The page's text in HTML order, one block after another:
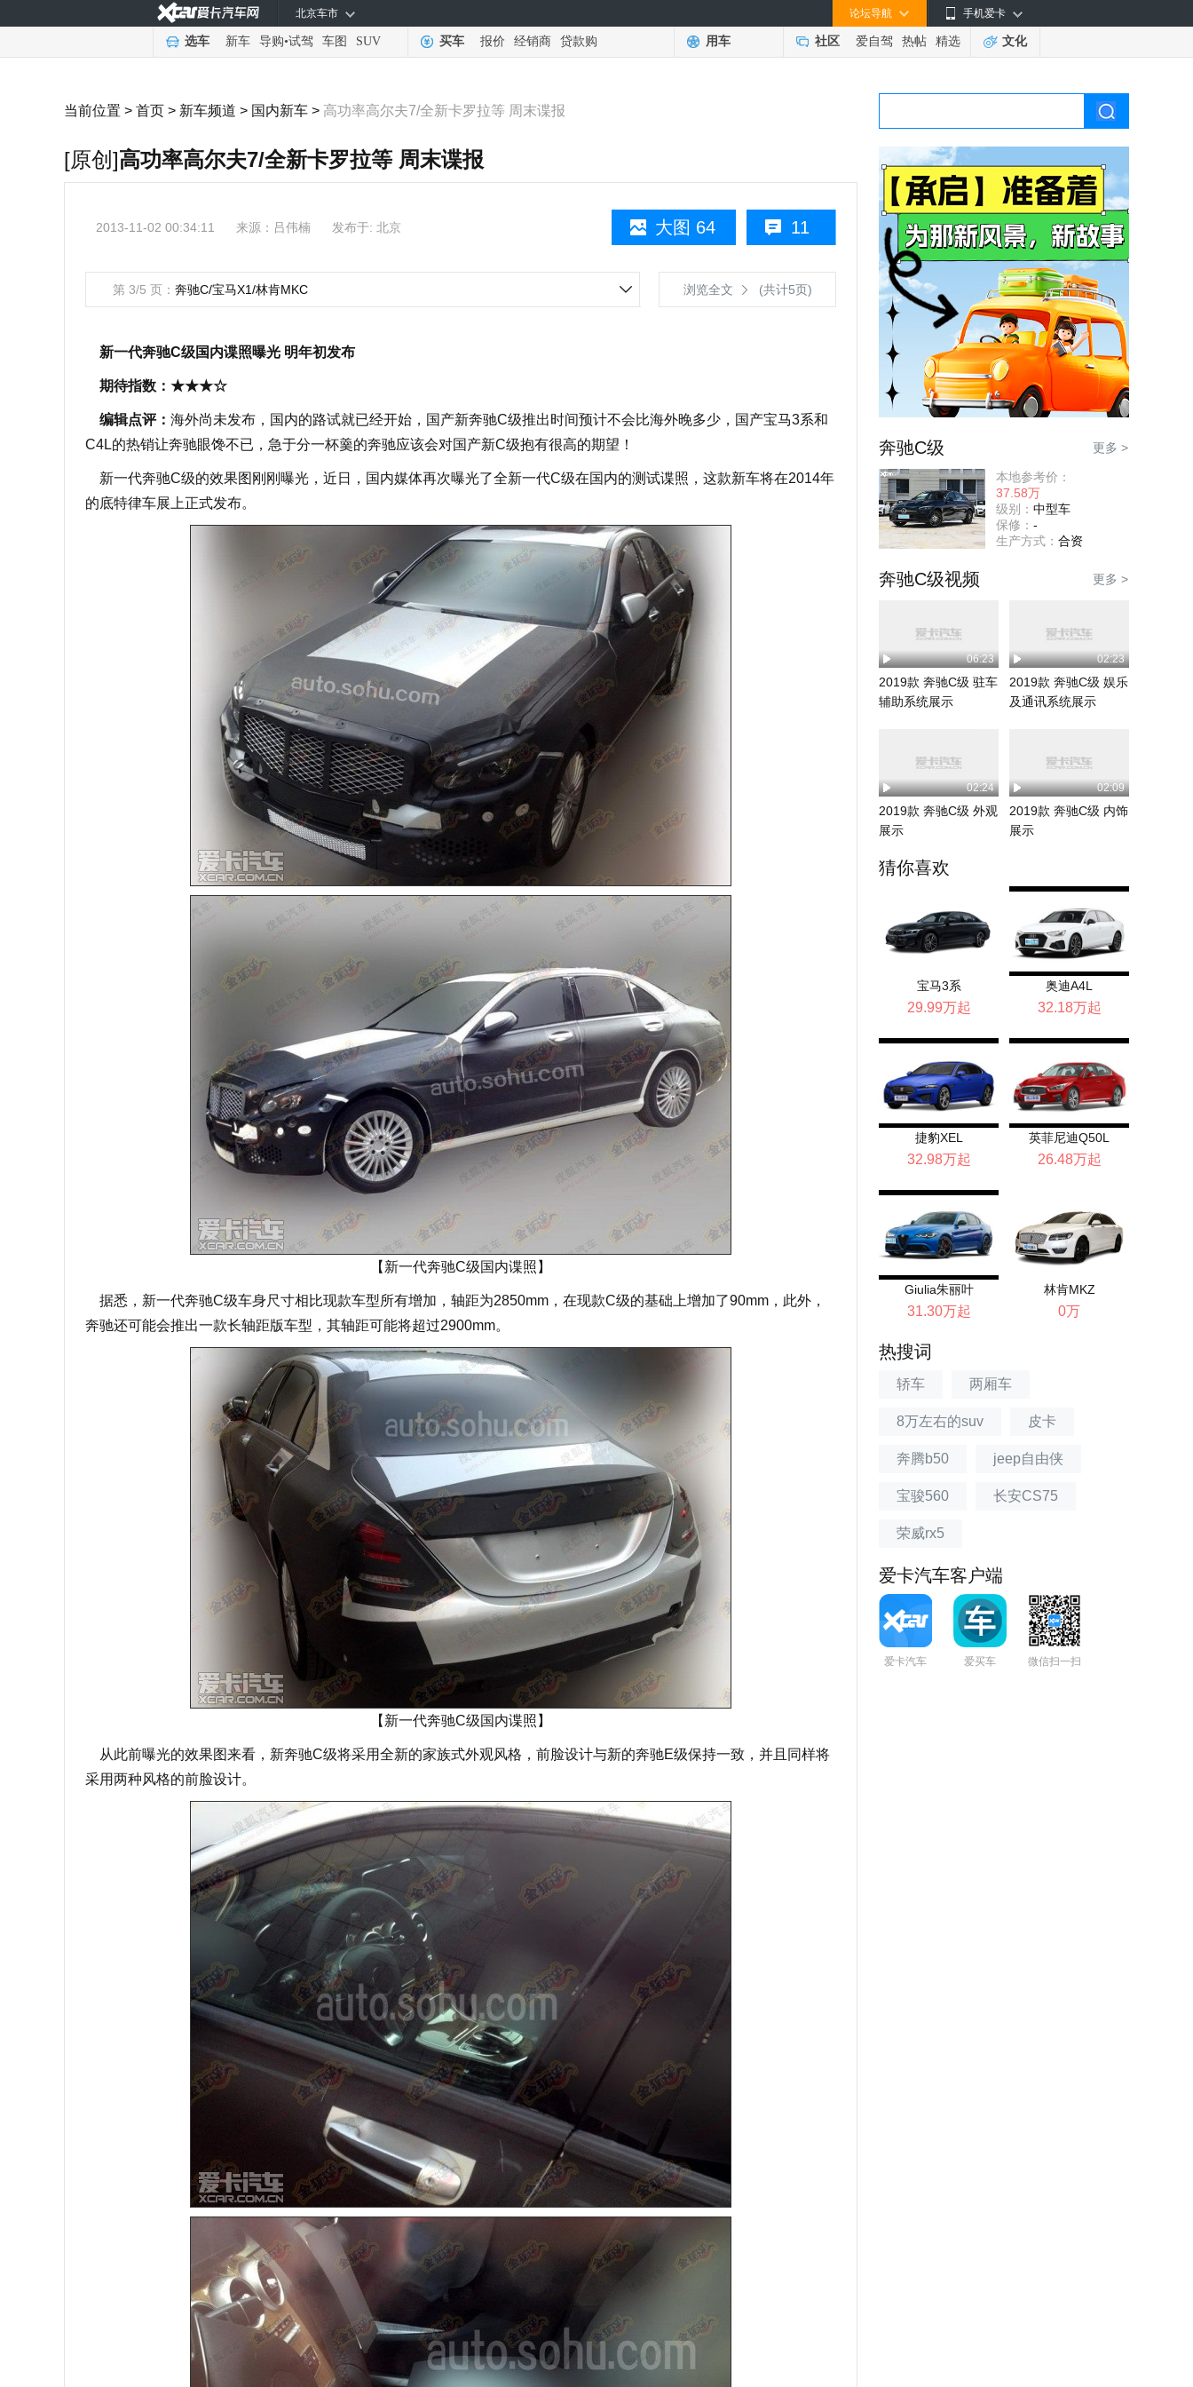
手机爱卡
论坛导航
北京车市
选车 新车 导购•试驾 车图 SUV 买车 报价 经销商 贷款购 用车 社区 爱自驾 热帖 精选 文化
当前位置 > 首页 > 新车频道 > 国内新车 > 高功率高尔夫7/全新卡罗拉等 周末谍报
[原创]高功率高尔夫7/全新卡罗拉等 周末谍报
11
大图 64
2013-11-02 00:34:11 来源： 吕伟楠 发布于: 北京
第 3/5 页： 奔驰C/宝马X1/林肯MKC 浏览全文 (共计5页)
新一代奔驰C级国内谍照曝光 明年初发布
期待指数： ★★★☆
编辑点评： 海外尚未发布，国内的路试就已经开始，国产新奔驰C级推出时间预计不会比海外晚多少，国产宝马3系和
C4L的热销让奔驰眼馋不已，急于分一杯羹的奔驰应该会对国产新C级抱有很高的期望！
新一代奔驰C级的效果图刚刚曝光，近日，国内媒体再次曝光了全新一代C级在国内的测试谍照，这款新车将在2014年
的底特律车展上正式发布。
【新一代奔驰C级国内谍照】
据悉，新一代奔驰C级车身尺寸相比现款车型所有增加，轴距为2850mm，在现款C级的基础上增加了90mm，此外，
奔驰还可能会推出一款长轴距版车型，其轴距可能将超过2900mm。
【新一代奔驰C级国内谍照】
从此前曝光的效果图来看，新奔驰C级将采用全新的家族式外观风格，前脸设计与新的奔驰E级保持一致，并且同样将
采用两种风格的前脸设计。
奔驰C级 更多 >
本地参考价：
37.58万
级别： 中型车
保修： -
生产方式： 合资
奔驰C级视频 更多 >
06:23
2019款 奔驰C级 驻车
辅助系统展示
02:23
2019款 奔驰C级 娱乐
及通讯系统展示
02:24
2019款 奔驰C级 外观
展示
02:09
2019款 奔驰C级 内饰
展示
猜你喜欢
宝马3系
29.99万起
奥迪A4L
32.18万起
捷豹XEL
32.98万起
英菲尼迪Q50L
26.48万起
Giulia朱丽叶
31.30万起
林肯MKZ
0万
热搜词
轿车 两厢车
8万左右的suv 皮卡
奔腾b50 jeep自由侠
宝骏560 长安CS75
荣威rx5
爱卡汽车客户端
爱卡汽车 爱买车 微信扫一扫